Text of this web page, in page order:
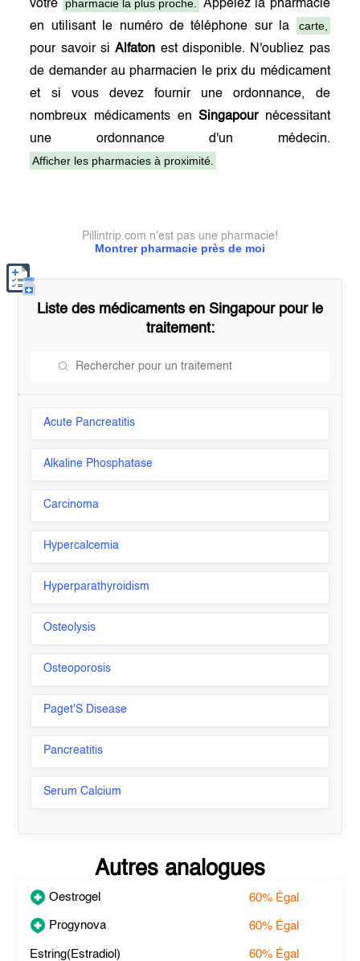
votre pharmacie la plus proche.
Appelez la pharmacie
en utilisant le numéro de téléphone sur la
carte,
pour savoir siAlfaton est disponible. N'oubliez pas
de demander au pharmacien le prix du médicament
et si vous devez fournir une ordonnance, de
nombreux médicaments enSingapournécessitant
une ordonnance d'un médecin.
Afficher les pharmacies à proximité.
Montrer pharmacie près de moi
Pillintrip.com n'est pas une pharmacie!
Liste des médicaments en Singapourpour le
traitement:
Acute Pancreatitis
Alkaline Phosphatase
Carcinoma
Hypercalcemia
Hyperparathyroidism
Osteolysis
Osteoporosis
Paget'S Disease
Pancreatitis
Serum Calcium
Autres analogues
Oestrogel 60% Égal
Progynova 60% Égal
Estring(Estradiol) 60% Égal